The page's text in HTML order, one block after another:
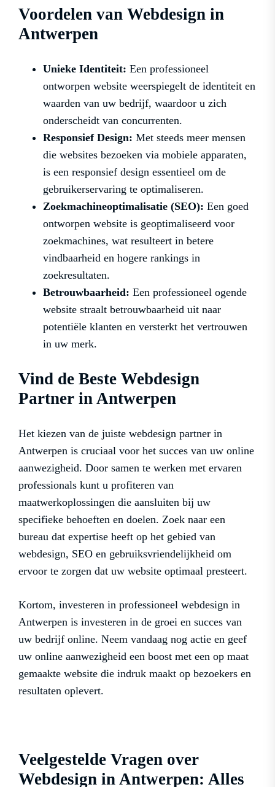
Voordelen van Webdesign in
Antwerpen
Unieke Identiteit: Een professioneel
ontworpen website weerspiegelt de identiteit en
waarden van uw bedrijf, waardoor u zich
onderscheidt van concurrenten.
Responsief Design: Met steeds meer mensen
die websites bezoeken via mobiele apparaten,
is een responsief design essentieel om de
gebruikerservaring te optimaliseren.
Zoekmachineoptimalisatie (SEO): Een goed
ontworpen website is geoptimaliseerd voor
zoekmachines, wat resulteert in betere
vindbaarheid en hogere rankings in
zoekresultaten.
Betrouwbaarheid: Een professioneel ogende
website straalt betrouwbaarheid uit naar
potentiële klanten en versterkt het vertrouwen
in uw merk.
Vind de Beste Webdesign
Partner in Antwerpen
Het kiezen van de juiste webdesign partner in
Antwerpen is cruciaal voor het succes van uw online
aanwezigheid. Door samen te werken met ervaren
professionals kunt u profiteren van
maatwerkoplossingen die aansluiten bij uw
specifieke behoeften en doelen. Zoek naar een
bureau dat expertise heeft op het gebied van
webdesign, SEO en gebruiksvriendelijkheid om
ervoor te zorgen dat uw website optimaal presteert.
Kortom, investeren in professioneel webdesign in
Antwerpen is investeren in de groei en succes van
uw bedrijf online. Neem vandaag nog actie en geef
uw online aanwezigheid een boost met een op maat
gemaakte website die indruk maakt op bezoekers en
resultaten oplevert.
Veelgestelde Vragen over
Webdesign in Antwerpen: Alles